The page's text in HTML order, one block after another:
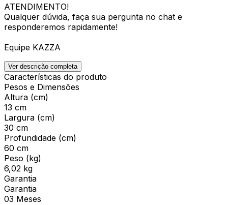
ATENDIMENTO!
Qualquer dúvida, faça sua pergunta no chat e
responderemos rapidamente!
Equipe KAZZA
Ver descrição completa
Características do produto
Pesos e Dimensões
Altura (cm)
13 cm
Largura (cm)
30 cm
Profundidade (cm)
60 cm
Peso (kg)
6,02 kg
Garantia
Garantia
03 Meses